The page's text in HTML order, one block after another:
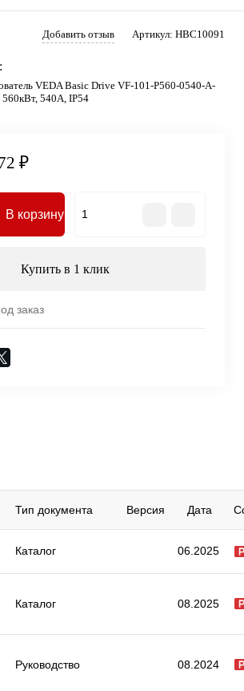
Добавить отзыв Артикул: HBC10091
VEDA Basic Drive VF-101-P560-0540-A-
540А, IP54
₽
В корзину
Купить в 1 клик
заказ
Тип документа Версия Дата
Каталог 06.2025
Каталог 08.2025
Руководство 08.2024